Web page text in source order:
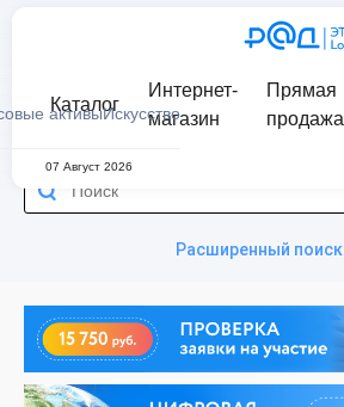
активыИскусство
Каталог
Интернет-
магазин
Прямая
продажа
07 Август 2026
Расширенный поиск